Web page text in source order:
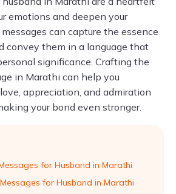
emotions and deepen your
can capture the essence
convey them in a language that
significance. Crafting the
in Marathi can help you
appreciation, and admiration
your bond even stronger.
for Husband in Marathi
for Husband in Marathi